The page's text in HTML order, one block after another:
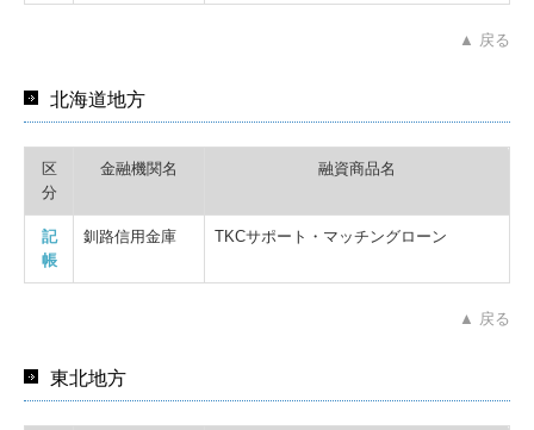
▲ 戻る
北海道地方
区
分
金融機関名 融資商品名
記
帳
釧路信用金庫 TKCサポート・マッチングローン
▲ 戻る
東北地方